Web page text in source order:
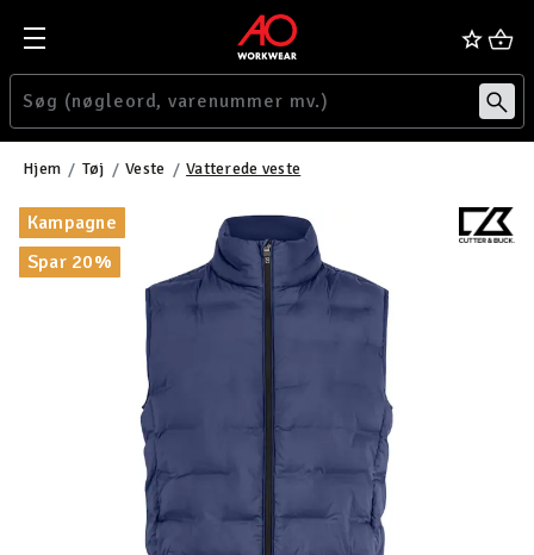
Hjem Tøj Veste Vatterede veste
Kampagne
Spar 20%